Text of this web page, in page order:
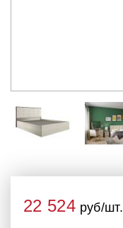
22 524 руб/шт.